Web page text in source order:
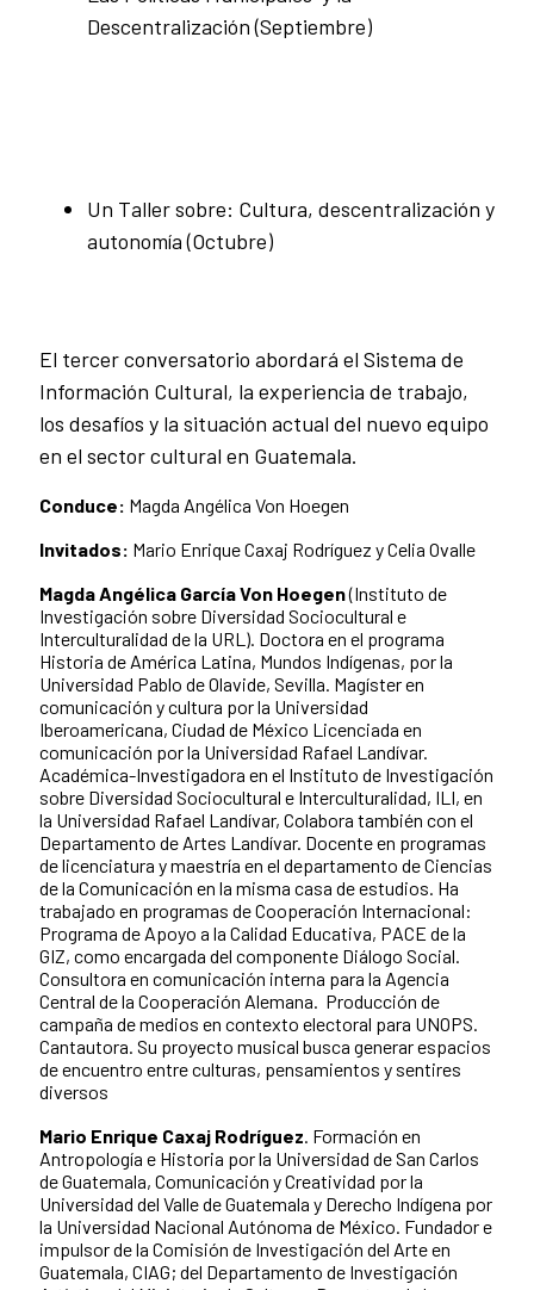
Descentralización (Septiembre)
Un Taller sobre: Cultura, descentralización y
autonomía (Octubre)
El tercer conversatorio abordará el Sistema de
Información Cultural, la experiencia de trabajo,
los desafíos y la situación actual del nuevo equipo
en el sector cultural en Guatemala.
Conduce: Magda Angélica Von Hoegen
Invitados: Mario Enrique Caxaj Rodríguez y Celia Ovalle
Magda Angélica García Von Hoegen(Instituto de
Investigación sobre Diversidad Sociocultural e
Interculturalidad de la URL). Doctora en el programa
Historia de América Latina, Mundos Indígenas, por la
Universidad Pablo de Olavide, Sevilla. Magíster en
comunicación y cultura por la Universidad
Iberoamericana, Ciudad de México Licenciada en
comunicación por la Universidad Rafael Landívar.
Académica-Investigadora en el Instituto de Investigación
sobre Diversidad Sociocultural e Interculturalidad, ILI, en
la Universidad Rafael Landívar, Colabora también con el
Departamento de Artes Landívar. Docente en programas
de licenciatura y maestría en el departamento de Ciencias
de la Comunicación en la misma casa de estudios. Ha
trabajado en programas de Cooperación Internacional:
Programa de Apoyo a la Calidad Educativa, PACE de la
GIZ, como encargada del componente Diálogo Social.
Consultora en comunicación interna para la Agencia
Central de la Cooperación Alemana. Producción de
campaña de medios en contexto electoral para UNOPS.
Cantautora. Su proyecto musical busca generar espacios
de encuentro entre culturas, pensamientos y sentires
diversos
Mario Enrique Caxaj Rodríguez. Formación en
Antropología e Historia por la Universidad de San Carlos
de Guatemala, Comunicación y Creatividad por la
Universidad del Valle de Guatemala y Derecho Indígena por
la Universidad Nacional Autónoma de México. Fundador e
impulsor de la Comisión de Investigación del Arte en
Guatemala, CIAG; del Departamento de Investigación